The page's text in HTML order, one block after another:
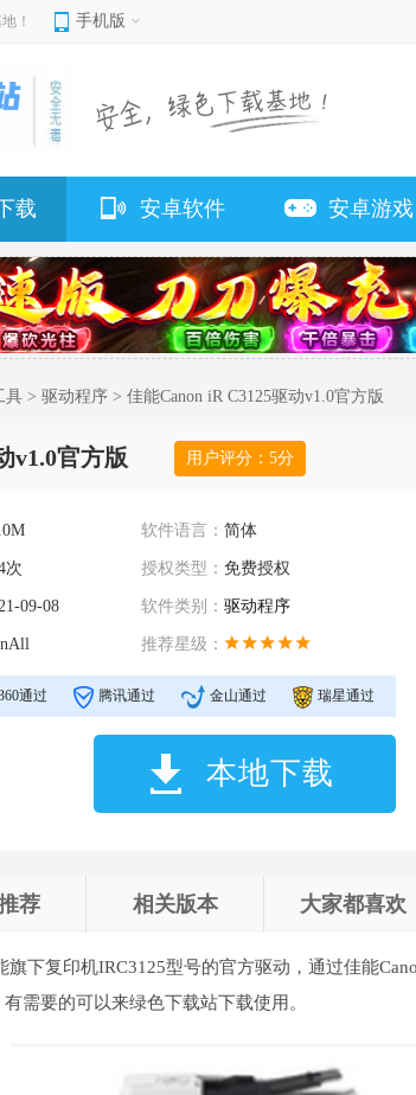
！ 手机版
载 安卓软件 安卓游戏
具 > 驱动程序 > 佳能Canon iR C3125驱动v1.0官方版
v1.0官方版 用户评分： 5分
软件语言： 简体
次 授权类型： 免费授权
09-08 软件类别： 驱动程序
推荐星级：
通过 腾讯通过 金山通过 瑞星通过
本地下载
荐 相关版本 大家都喜欢
旗下复印机IRC3125型号的官方驱动，通过佳能
需要的可以来绿色下载站下载使用。